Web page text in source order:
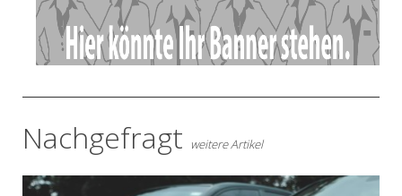
Nachgefragt weitere Artikel